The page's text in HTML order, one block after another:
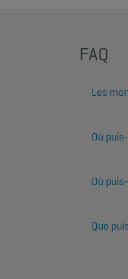
FAQ
Les
Où
Où
Que